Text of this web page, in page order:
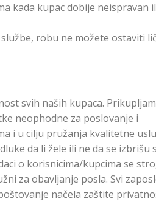
kada kupac dobije neispravan
robu ne možete ostaviti
svih naših kupaca.
neophodne za poslovanje i
i u cilju pružanja kvalitetne
da li žele ili ne da se izbrišu
o korisnicima/kupcima se
za obavljanje posla. Svi
načela zaštite